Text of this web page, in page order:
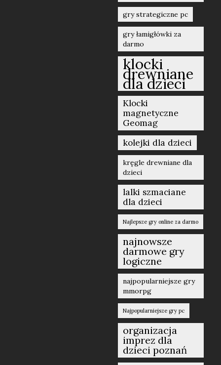
gry strategiczne pc
gry łamigłówki za
darmo
klocki
drewniane
dla dzieci
Klocki
magnetyczne
Geomag
kolejki dla dzieci
kręgle drewniane dla
dzieci
lalki szmaciane
dla dzieci
Najlepsze gry online za darmo
najnowsze
darmowe gry
logiczne
najpopularniejsze gry
mmorpg
Najpopularniejsze gry pc
organizacja
imprez dla
dzieci poznań